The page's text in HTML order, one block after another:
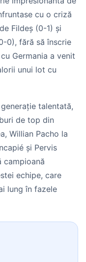
cu o criză
Fildeș (0-1) și
0), fără să înscrie
Germania a venit
unui lot cu
talentată,
de top din
Willian Pacho la
și Pervis
campioană
echipe, care
lung în fazele